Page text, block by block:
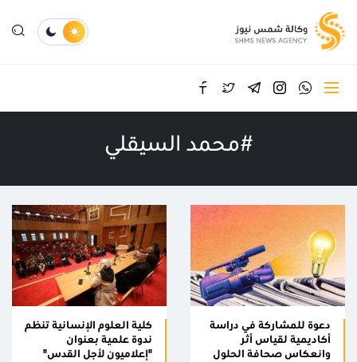
#محمد السيقلي
دعوة للمشاركة في دراسة
أكاديمية لقياس أثر
وانعكاس صحافة الحلول
كلية العلوم الإنسانية تنظم
ندوة علمية بعنوان
"إعلاميون لأجل القدس"